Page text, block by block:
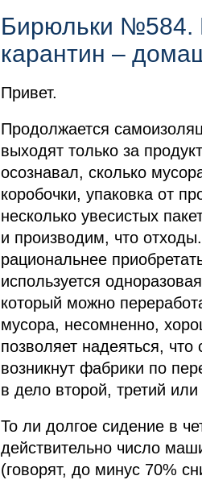
Бирюльки №584.
карантин –
Привет.
Продолжается
выходят только за
осознавал, сколько
коробочки, упаковка от
несколько увесистых
и производим, что
рациональнее
используется
который можно
мусора, несомненно,
позволяет надеяться,
возникнут фабрики по
в дело второй, третий
То ли долгое сидение в
действительно число
(говорят, до минус 70%